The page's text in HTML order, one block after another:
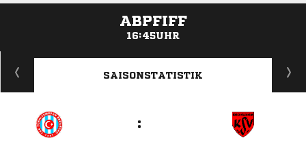
ABPFIFF
16:45UHR
ANZEIGE
SAISONSTATISTIK
: